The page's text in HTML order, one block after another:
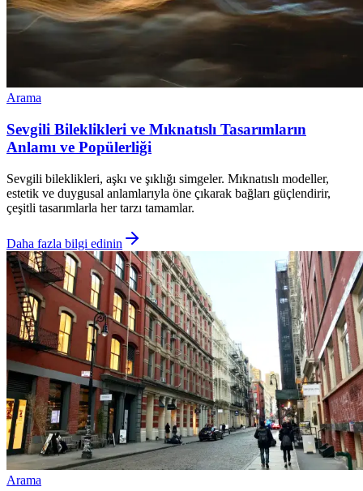
Arama
Sevgili Bileklikleri ve Mıknatıslı Tasarımların
Anlamı ve Popülerliği
Sevgili bileklikleri, aşkı ve şıklığı simgeler. Mıknatıslı modeller,
estetik ve duygusal anlamlarıyla öne çıkarak bağları güçlendirir,
çeşitli tasarımlarla her tarzı tamamlar.
Daha fazla bilgi edinin
Arama